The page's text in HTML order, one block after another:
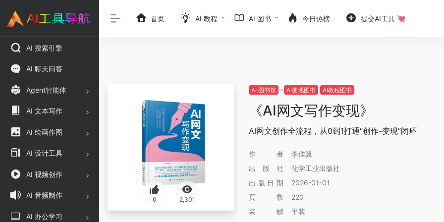
AI 搜索引擎
AI 聊天问答
Agent智能体
AI 文本写作
AI 绘画作图
AI 设计工具
AI 视频创作
AI 音频制作
AI 办公学习
首页 AI 教程 AI 图书 今日热榜 提交AI工具 💘
0 2,301
AI 图书馆 AI变现图书 AI教程图书
《AI网文写作变现》
AI网文创作全流程，从0到1打通“创作-变现”闭环
作者
李佳翼
出版社
化学工业出版社
出版日期
2026-01-01
页数
220
装帧
平装